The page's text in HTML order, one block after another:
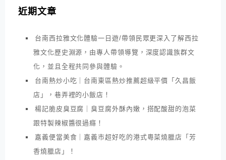
近期文章
台南西拉雅文化體驗一日遊/帶領民眾更深入了解西拉
雅文化歷史淵源，由專人帶領導覽，深度認識族群文
化，並且全程共同參與體驗。
台南熱炒小吃｜台南東區熱炒推薦超級平價「久昌飯
店」，巷弄裡的小飯店！
楊記脆皮臭豆腐｜臭豆腐外酥內嫩，搭配酸甜的泡菜
跟特製辣椒醬很過癮！
嘉義便當美食｜嘉義市超好吃的港式粵菜燒臘店「芳
香燒臘店」！